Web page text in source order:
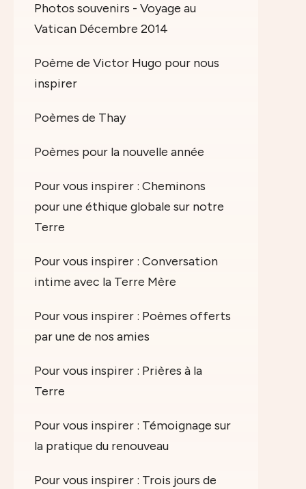
Photos souvenirs - Voyage au
Vatican Décembre 2014
Poème de Victor Hugo pour nous
inspirer
Poèmes de Thay
Poèmes pour la nouvelle année
Pour vous inspirer : Cheminons
pour une éthique globale sur notre
Terre
Pour vous inspirer : Conversation
intime avec la Terre Mère
Pour vous inspirer : Poèmes offerts
par une de nos amies
Pour vous inspirer : Prières à la
Terre
Pour vous inspirer : Témoignage sur
la pratique du renouveau
Pour vous inspirer : Trois jours de